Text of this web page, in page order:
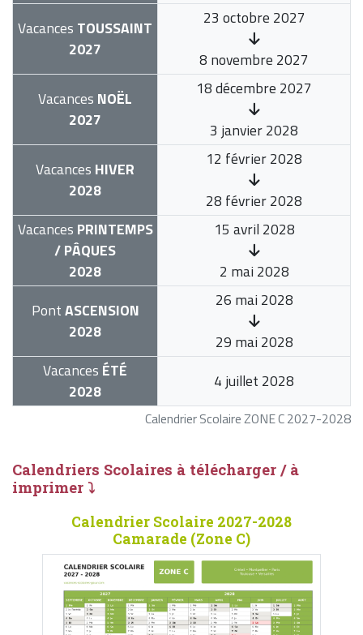
Calendrier Scolaire ZONE C 2027-2028
Vacances TOUSSAINT
2027
23 octobre 2027
8 novembre 2027
Vacances NOËL
2027
18 décembre 2027
3 janvier 2028
Vacances HIVER
2028
12 février 2028
28 février 2028
Vacances PRINTEMPS
/ PÂQUES
2028
15 avril 2028
2 mai 2028
PontASCENSION
2028
26 mai 2028
29 mai 2028
Vacances ÉTÉ
2028
4 juillet 2028
Calendriers Scolaires à télécharger / à
imprimer ⤵
Calendrier Scolaire 2027-2028
Camarade (Zone C)